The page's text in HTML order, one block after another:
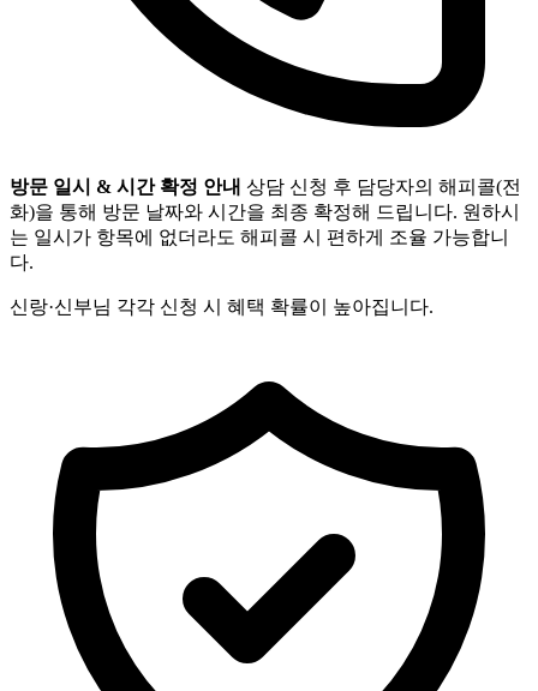
방문 일시 & 시간 확정 안내 상담 신청 후 담당자의 해피콜(전
화)을 통해 방문 날짜와 시간을 최종 확정해 드립니다. 원하시
는 일시가 항목에 없더라도 해피콜 시 편하게 조율 가능합니
다.
신랑·신부님 각각 신청 시 혜택 확률이 높아집니다.